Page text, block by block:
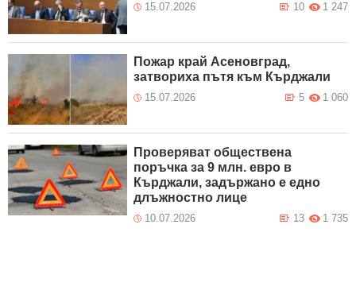
15.07.2026 1 247
10
Пожар край Асеновград,
затвориха пътя към Кърджали
15.07.2026 1 060
5
Проверяват обществена
поръчка за 9 млн. евро в
Кърджали, задържано е едно
длъжностно лице
10.07.2026 1 735
13